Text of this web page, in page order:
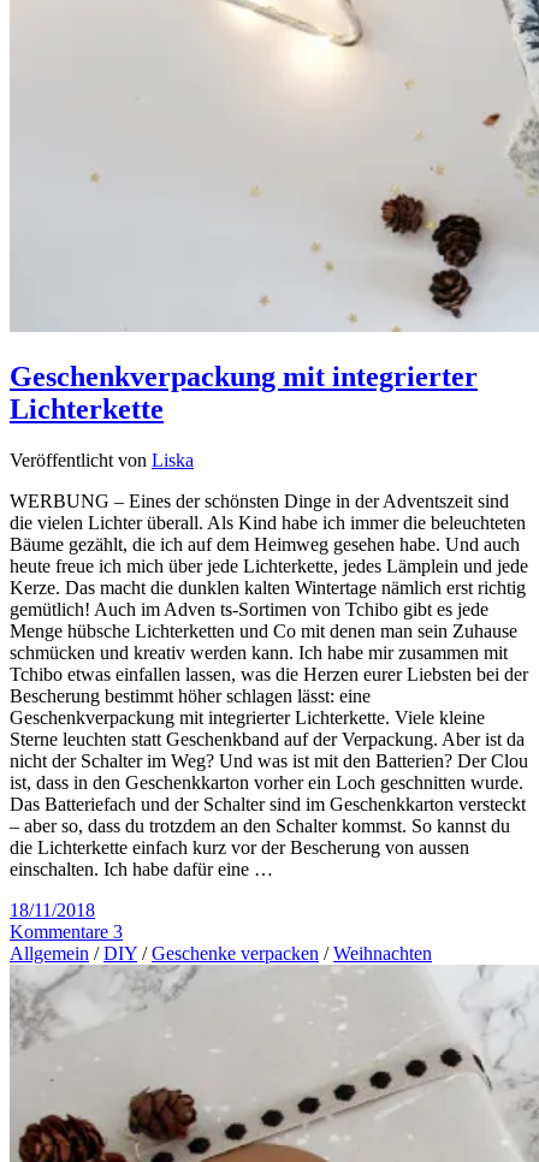
Geschenkverpackung mit integrierter
Lichterkette
Veröffentlicht von Liska
WERBUNG – Eines der schönsten Dinge in der Adventszeit sind
die vielen Lichter überall. Als Kind habe ich immer die beleuchteten
Bäume gezählt, die ich auf dem Heimweg gesehen habe. Und auch
heute freue ich mich über jede Lichterkette, jedes Lämplein und jede
Kerze. Das macht die dunklen kalten Wintertage nämlich erst richtig
gemütlich! Auch im Adven ts-Sortimen von Tchibo gibt es jede
Menge hübsche Lichterketten und Co mit denen man sein Zuhause
schmücken und kreativ werden kann. Ich habe mir zusammen mit
Tchibo etwas einfallen lassen, was die Herzen eurer Liebsten bei der
Bescherung bestimmt höher schlagen lässt: eine
Geschenkverpackung mit integrierter Lichterkette. Viele kleine
Sterne leuchten statt Geschenkband auf der Verpackung. Aber ist da
nicht der Schalter im Weg? Und was ist mit den Batterien? Der Clou
ist, dass in den Geschenkkarton vorher ein Loch geschnitten wurde.
Das Batteriefach und der Schalter sind im Geschenkkarton versteckt
– aber so, dass du trotzdem an den Schalter kommst. So kannst du
die Lichterkette einfach kurz vor der Bescherung von aussen
einschalten. Ich habe dafür eine …
18/11/2018
Kommentare 3
Allgemein /DIY /Geschenke verpacken /Weihnachten